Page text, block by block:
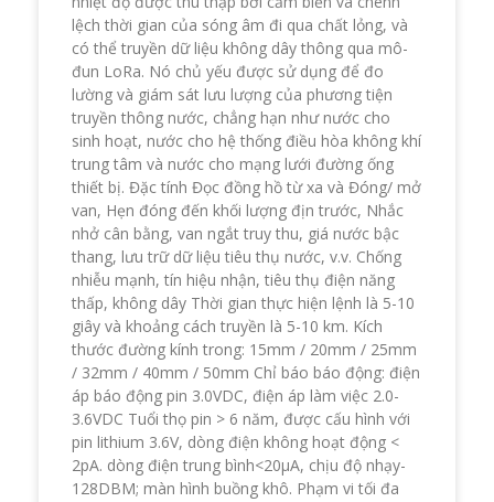
lệch thời gian của sóng âm đi qua chất lỏng, và
có thể truyền dữ liệu không dây thông qua mô-
đun LoRa. Nó chủ yếu được sử dụng để đo
lường và giám sát lưu lượng của phương tiện
truyền thông nước, chẳng hạn như nước cho
sinh hoạt, nước cho hệ thống điều hòa không khí
trung tâm và nước cho mạng lưới đường ống
thiết bị. Đặc tính Đọc đồng hồ từ xa và Đóng/ mở
van, Hẹn đóng đến khối lượng địn trước, Nhắc
nhở cân bằng, van ngắt truy thu, giá nước bậc
thang, lưu trữ dữ liệu tiêu thụ nước, v.v. Chống
nhiễu mạnh, tín hiệu nhận, tiêu thụ điện năng
thấp, không dây Thời gian thực hiện lệnh là 5-10
giây và khoảng cách truyền là 5-10 km. Kích
thước đường kính trong: 15mm / 20mm / 25mm
/ 32mm / 40mm / 50mm Chỉ báo báo động: điện
áp báo động pin 3.0VDC, điện áp làm việc 2.0-
3.6VDC Tuổi thọ pin > 6 năm, được cấu hình với
pin lithium 3.6V, dòng điện không hoạt động <
2pA. dòng điện trung bình<20μA, chịu độ nhạy-
128DBM; màn hình buồng khô. Phạm vi tối đa